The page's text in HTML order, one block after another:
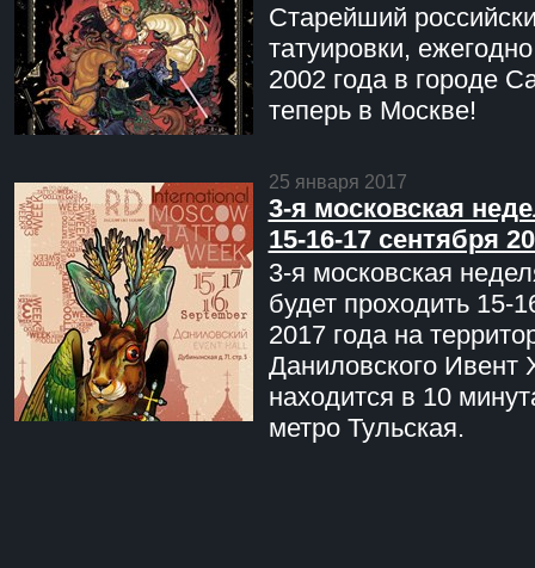
Старейший
татуировки,
2002 года в городе
теперь в Москве!
25 января 2017
3-я московская
15-16-17 сентября
3-я московская
будет проходить 15-
2017 года на
Даниловского Ивент
находится в 10
метро Тульская.